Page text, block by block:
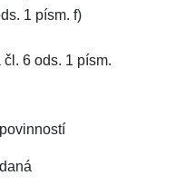
1 písm. f)
6 ods. 1 písm.